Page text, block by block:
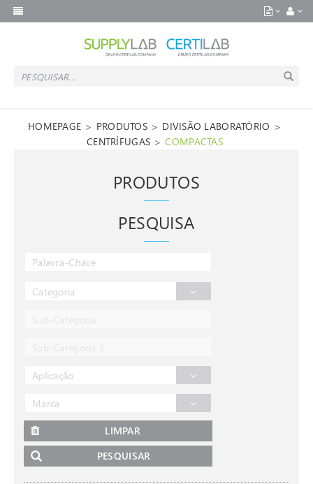
HOMEPAGE > PRODUTOS > DIVISÃO LABORATÓRIO >
CENTRÍFUGAS > COMPACTAS
PRODUTOS
PESQUISA
Categoria
Aplicação
Marca
LIMPAR
PESQUISAR